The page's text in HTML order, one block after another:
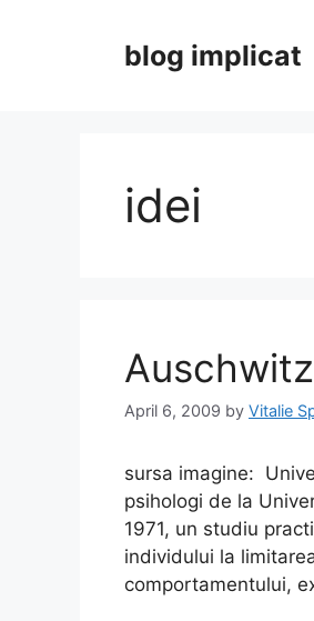
blog implicat
idei
April 6, 2009 by Vitalie
sursa imagine:
psihologi de la
1971, un studiu
individului la
comportamentului,